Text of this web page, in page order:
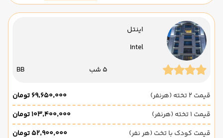
اینتل
Intel
5 شب BB
قیمت 2 تخته (هرنفر)
۶۹٬۶۵۰٬۰۰۰ تومان
قیمت 1 تخته (هرنفر)
۱۰۳٬۴۰۰٬۰۰۰ تومان
قیمت کودک با تخت (هر نفر)
۵۲٬۹۰۰٬۰۰۰ تومان